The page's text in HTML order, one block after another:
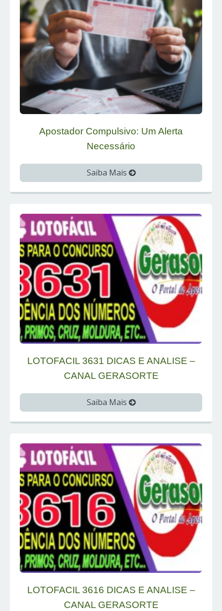
Apostador Compulsivo: Um Alerta
Necessário
Saiba Mais
LOTOFACIL 3631 DICAS E ANALISE –
CANAL GERASORTE
Saiba Mais
LOTOFACIL 3616 DICAS E ANALISE –
CANAL GERASORTE